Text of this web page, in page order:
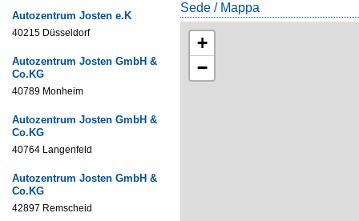
Autozentrum Josten e.K
40215 Düsseldorf
Autozentrum Josten GmbH &
Co.KG
40789 Monheim
Autozentrum Josten GmbH &
Co.KG
40764 Langenfeld
Autozentrum Josten GmbH &
Co.KG
42897 Remscheid
Sede / Mappa
+
−